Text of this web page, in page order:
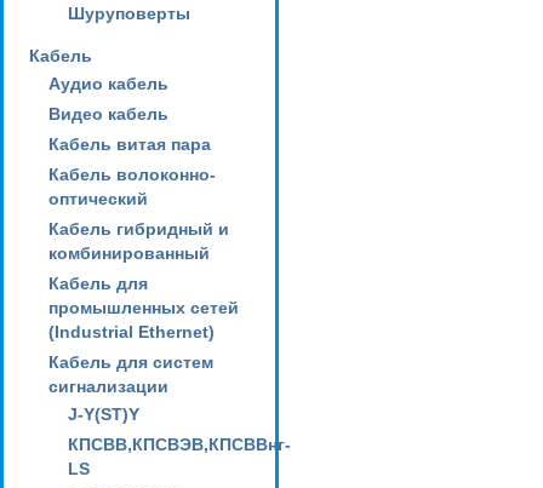
Шуруповерты
Кабель
Аудио кабель
Видео кабель
Кабель витая пара
Кабель волоконно-
оптический
Кабель гибридный и
комбинированный
Кабель для
промышленных сетей
(Industrial Ethernet)
Кабель для систем
сигнализации
J-Y(ST)Y
КПСВВ,КПСВЭВ,КПСВВнг-
LS